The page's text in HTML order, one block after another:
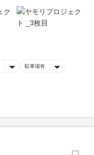
駐車場有